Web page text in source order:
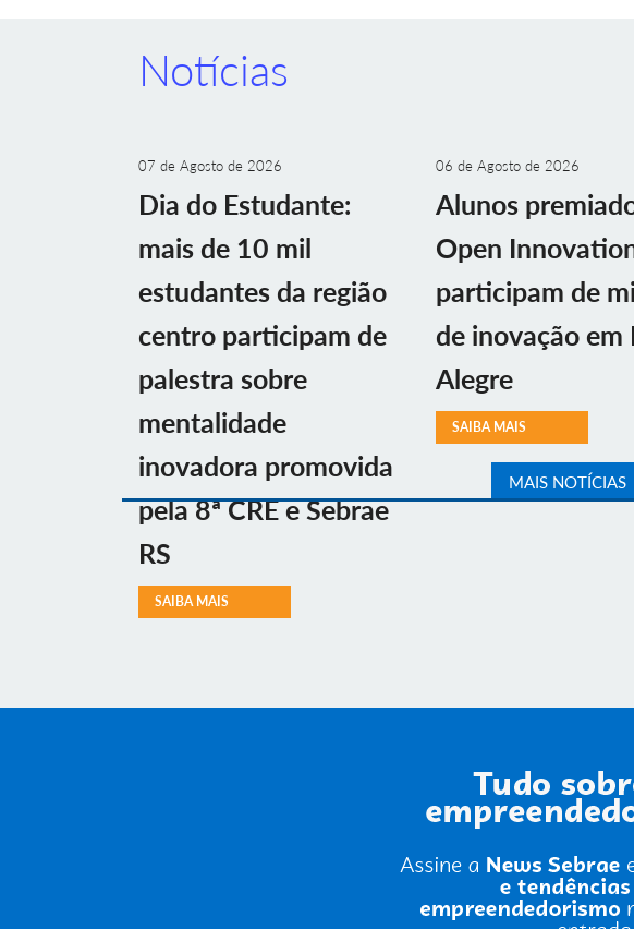
Notícias
07 de Agosto de 2026
Dia do Estudante:
mais de 10 mil
estudantes da região
centro participam de
palestra sobre
mentalidade
inovadora promovida
pela 8ª CRE e Sebrae
RS
SAIBA MAIS
06 de Agosto de 2026
Alunos
Open
participam de
de inovação em
Alegre
SAIBA MAIS
MAIS NOTÍCIAS